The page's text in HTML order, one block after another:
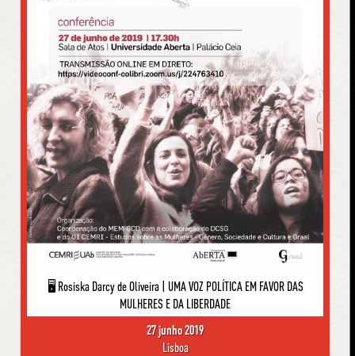
🖥 Rosiska Darcy de Oliveira | UMA VOZ POLÍTICA EM FAVOR DAS
MULHERES E DA LIBERDADE
27 junho 2019
Lisboa